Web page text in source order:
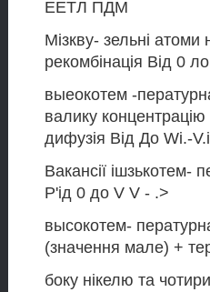
ЕЕТЛ ПДМ
Мізкву- зельні атоми
рекомбінація Від 0
выеокотем -
валику
дифузія Від До Wi.-
Вакансії ішзькотем-
Р'ід 0 до V V - .>
высокотем-
(значення мале) +
боку нікелю та